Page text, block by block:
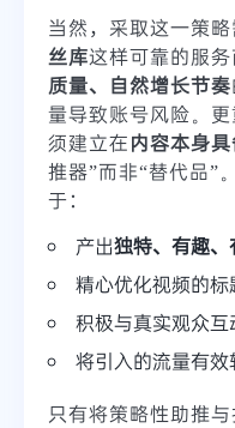
当然，采取这一策
丝库这样可靠的服
质量、自然增长节奏
量导致账号风险。
须建立在内容本身
推器”而非“替代品”
于：
产出独特、有趣、
精心优化视频的标
积极与真实观众互
将引入的流量有效
只有将策略性助推